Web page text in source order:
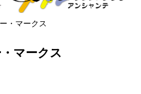
・マークス
マークス